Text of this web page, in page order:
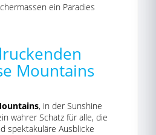
ein Paradies
Mountains
, in der Sunshine
wahrer Schatz für alle, die
spektakuläre Ausblicke